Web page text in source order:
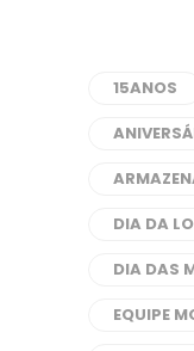
15ANOS
DIA DA
DIA DAS
EQUIPE